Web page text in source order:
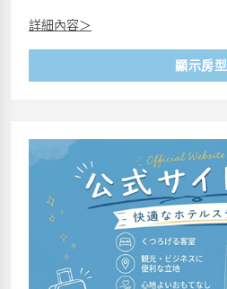
詳細內容＞
顯示房型